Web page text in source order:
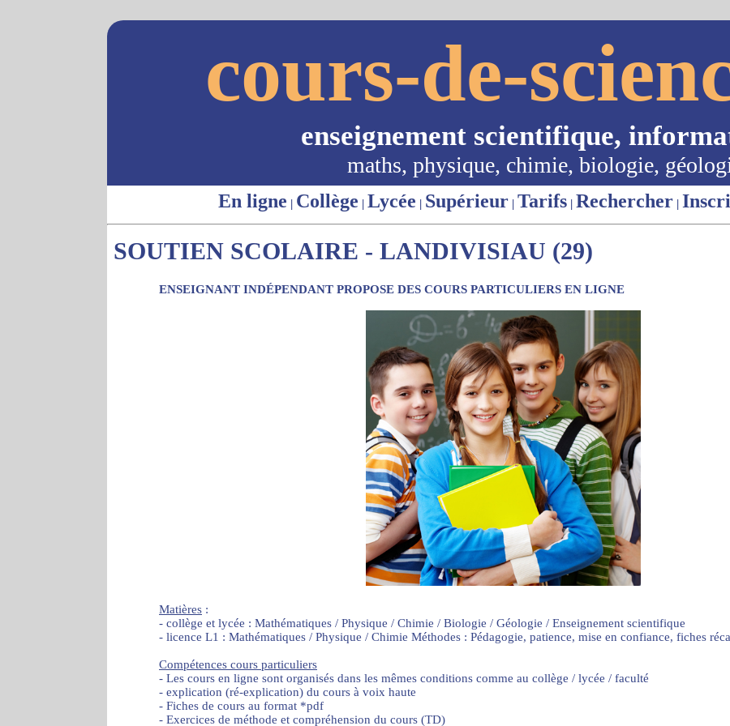
cours-de-
enseignement scientifique,
maths, physique, chimie, biologie,
En ligne | Collège | Lycée | Supérieur | Tarifs | Rechercher |
SOUTIEN SCOLAIRE - LANDIVISIAU (29)
ENSEIGNANT INDÉPENDANT PROPOSE DES COURS PARTICULIERS EN LIGNE
Matières :
- collège et lycée : Mathématiques / Physique / Chimie / Biologie / Géologie / Enseignement scientifique
- licence L1 : Mathématiques / Physique / Chimie Méthodes : Pédagogie, patience, mise en confiance, fiches
Compétences cours particuliers
- Les cours en ligne sont organisés dans les mêmes conditions comme au collège / lycée / faculté
- explication (ré-explication) du cours à voix haute
- Fiches de cours au format *pdf
- Exercices de méthode et compréhension du cours (TD)